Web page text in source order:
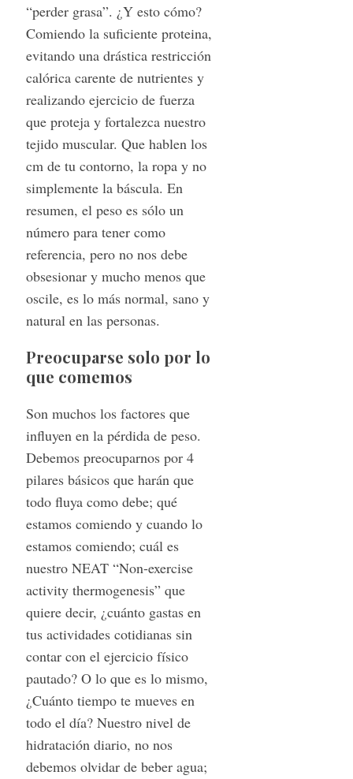
“perder grasa”. ¿Y esto cómo?
Comiendo la suficiente proteina,
evitando una drástica restricción
calórica carente de nutrientes y
realizando ejercicio de fuerza
que proteja y fortalezca nuestro
tejido muscular. Que hablen los
cm de tu contorno, la ropa y no
simplemente la báscula. En
resumen, el peso es sólo un
número para tener como
referencia, pero no nos debe
obsesionar y mucho menos que
oscile, es lo más normal, sano y
natural en las personas.
Preocuparse solo por lo
que comemos
Son muchos los factores que
influyen en la pérdida de peso.
Debemos preocuparnos por 4
pilares básicos que harán que
todo fluya como debe; qué
estamos comiendo y cuando lo
estamos comiendo; cuál es
nuestro NEAT “Non-exercise
activity thermogenesis” que
quiere decir, ¿cuánto gastas en
tus actividades cotidianas sin
contar con el ejercicio físico
pautado? O lo que es lo mismo,
¿Cuánto tiempo te mueves en
todo el día? Nuestro nivel de
hidratación diario, no nos
debemos olvidar de beber agua;
S
a
r
o
r
: